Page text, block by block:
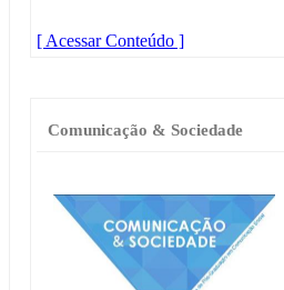
[ Acessar Conteúdo ]
Comunicação & Sociedade